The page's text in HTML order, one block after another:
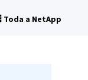
Toda a NetApp